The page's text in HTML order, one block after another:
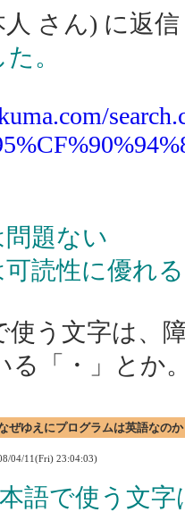
人 さん) に返信
。
題ない
読性に優れる
使う文字は、
る「・」とか
ぜゆえにプログラムは英語なのか
04/11(Fri) 23:04:03)
語で使う文